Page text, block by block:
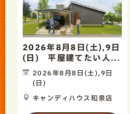
2026年8月8日(土),9日
(日) 平屋建てたい人...
2026年8月8日(土),9日
(日)
キャンディハウス和泉店